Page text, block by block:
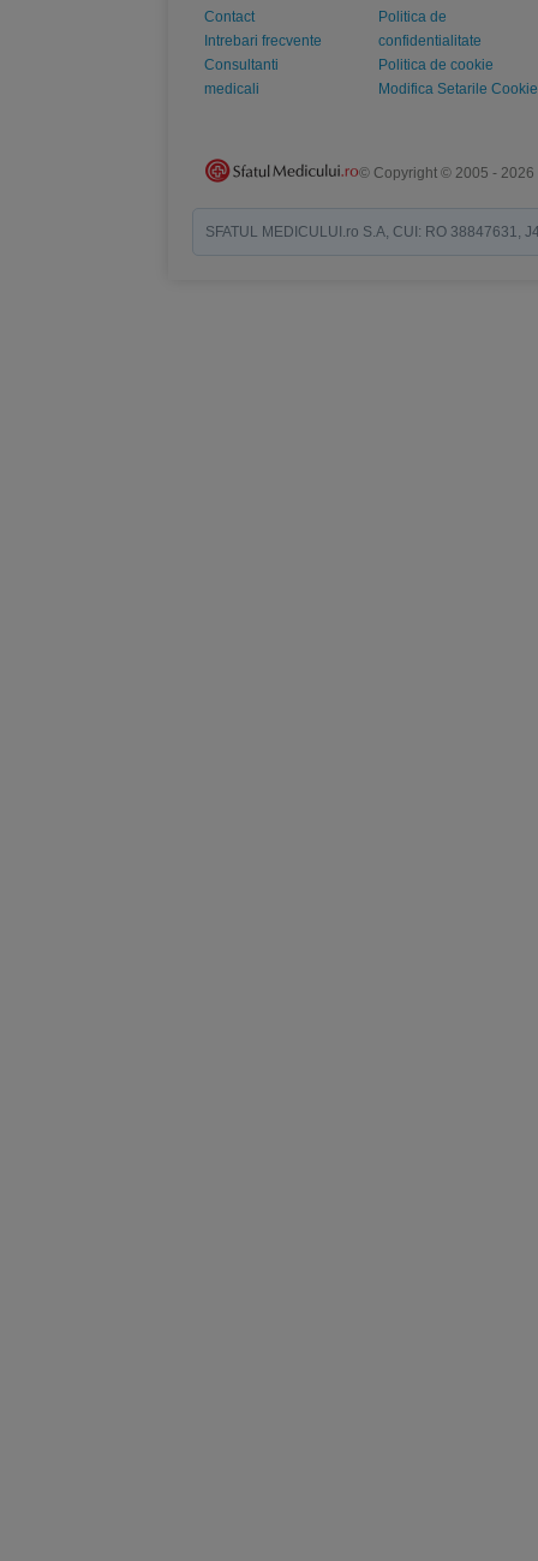
Contact
Intrebari frecvente
Consultanti
medicali
Politica de
confidentialitate
Politica de cookie
Modifica Setarile Cookie
© Copyright © 2005 - 2026
SFATUL MEDICULUI.ro S.A, CUI: RO 38847631,